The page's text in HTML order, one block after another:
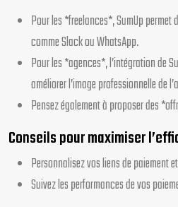
Pour les *freelances*, SumUp
comme Slack ou WhatsApp.
Pour les *agences*, l’intégration de
améliorer l’image professionnelle de
Pensez également à proposer des
Conseils pour maximiser
Personnalisez vos liens de paiement
Suivez les performances de vos